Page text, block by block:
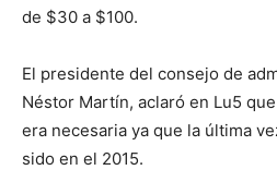
de $30 a $100.
El presidente del consejo de
Néstor Martín, aclaró en Lu5
era necesaria ya que la última
sido en el 2015.